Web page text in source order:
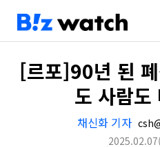
[르포]90년 된
도 사람도
채신화 기자
2025.02.07